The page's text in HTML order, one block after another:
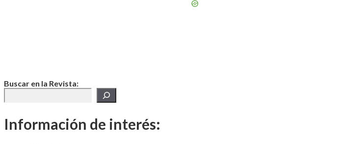
Buscar en la Revista:
Información de interés: